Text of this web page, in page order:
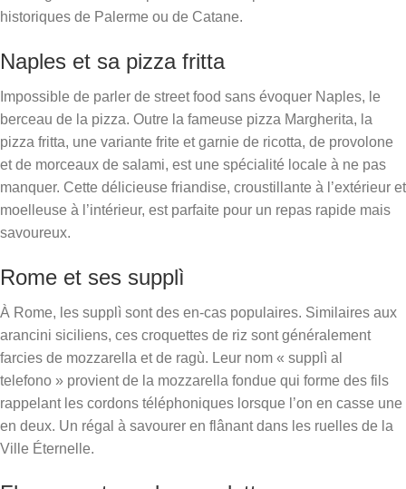
historiques de Palerme ou de Catane.
Naples et sa pizza fritta
Impossible de parler de street food sans évoquer Naples, le
berceau de la pizza. Outre la fameuse pizza Margherita, la
pizza fritta, une variante frite et garnie de ricotta, de provolone
et de morceaux de salami, est une spécialité locale à ne pas
manquer. Cette délicieuse friandise, croustillante à l’extérieur et
moelleuse à l’intérieur, est parfaite pour un repas rapide mais
savoureux.
Rome et ses supplì
À Rome, les supplì sont des en-cas populaires. Similaires aux
arancini siciliens, ces croquettes de riz sont généralement
farcies de mozzarella et de ragù. Leur nom « supplì al
telefono » provient de la mozzarella fondue qui forme des fils
rappelant les cordons téléphoniques lorsque l’on en casse une
en deux. Un régal à savourer en flânant dans les ruelles de la
Ville Éternelle.